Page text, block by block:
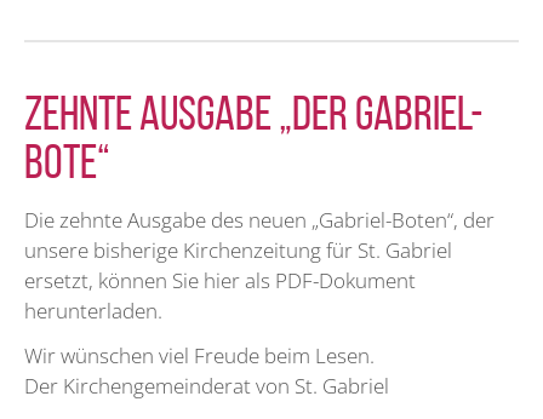
Zehnte Ausgabe „Der Gabriel-
Bote“
Die zehnte Ausgabe des neuen „Gabriel-Boten“, der
unsere bisherige Kirchenzeitung für St. Gabriel
ersetzt, können Sie hier als PDF-Dokument
herunterladen.
Wir wünschen viel Freude beim Lesen.
Der Kirchengemeinderat von St. Gabriel